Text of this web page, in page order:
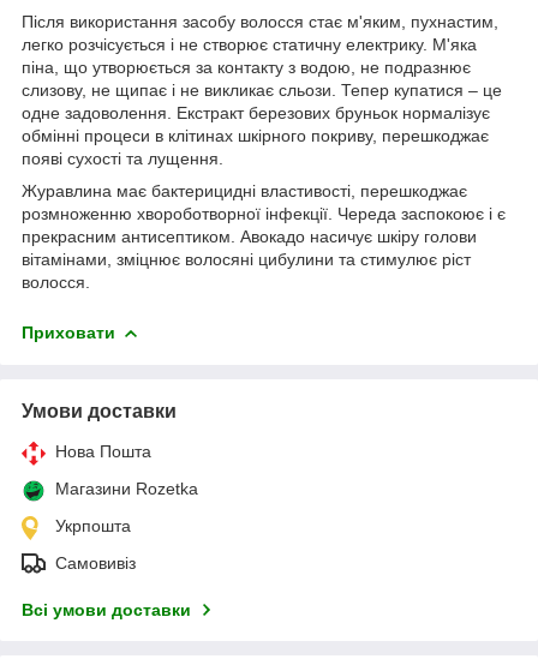
Після використання засобу волосся стає м'яким, пухнастим,
легко розчісується і не створює статичну електрику. М'яка
піна, що утворюється за контакту з водою, не подразнює
слизову, не щипає і не викликає сльози. Тепер купатися – це
одне задоволення. Екстракт березових бруньок нормалізує
обмінні процеси в клітинах шкірного покриву, перешкоджає
появі сухості та лущення.
Журавлина має бактерицидні властивості, перешкоджає
розмноженню хвороботворної інфекції. Череда заспокоює і є
прекрасним антисептиком. Авокадо насичує шкіру голови
вітамінами, зміцнює волосяні цибулини та стимулює ріст
волосся.
Приховати
Умови доставки
Нова Пошта
Магазини Rozetka
Укрпошта
Самовивіз
Всі умови доставки